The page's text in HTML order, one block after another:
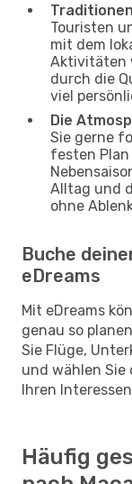
Touristen
mit dem
Aktivitäten
durch die
viel
Die
Sie gerne
festen
Alltag und
ohne
Buche
eDreams
Mit eDreams
genau so
Sie Flüge,
und wählen Sie
Ihren
Häufig